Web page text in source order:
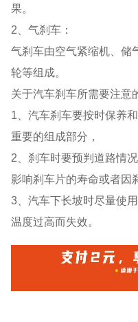
果。
2、气刹车：
气刹车由空气紧缩机、储
轮等组成。
关于汽车刹车所需要注意
1、汽车刹车要按时保养
重要的组成部分，
2、刹车时要预判道路情
影响刹车片的寿命或者因
3、汽车下长坡时尽量使
温度过高而失效。